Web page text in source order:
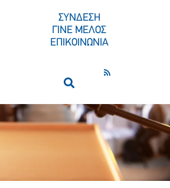
ΣΥΝΔΕΣΗ
ΓΙΝΕ ΜΕΛΟΣ
ΕΠΙΚΟΙΝΩΝΙΑ